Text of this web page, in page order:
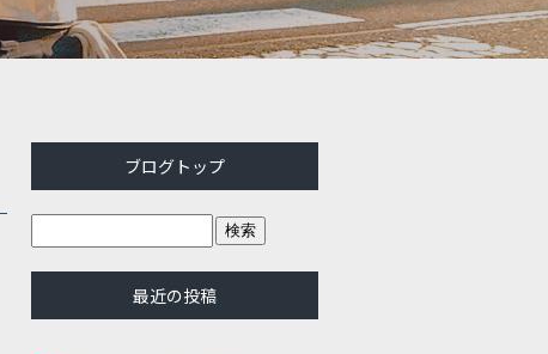
ブログトップ
最近の投稿